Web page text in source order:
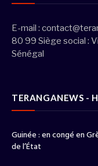
E-mail :
80 99 Siège social :
Sénégal
TERANGANEWS -
Guinée : en congé en
de l’État